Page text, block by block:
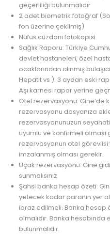
geçerliliği bulunmalıdır
2 adet biometrik fotoğraf
fon üzerine çekilmiş)
Nüfus cüzdanı fotokopisi
Sağlık Raporu: Türkiye
devlet hastaneleri, özel
ocaklarından alınmış
Hepatit vs ). 3 aydan eski
Aşı karnesi rapor yerine
Otel rezervasyonu: Gine’de
rezervasyonu dosyanıza
rezervasyonunuzun
uyumlu ve konfirmeli
rezervasyonun otel
imzalanmış olması gerekir.
Uçak rezervasyonu: Gine
sunmalısınız
Şahsi banka hesap özeti:
yetecek kadar paranın yer
ibraz edilmeli. Banka hesap
olmalıdır. Banka hesabında
bulunmalıdır.